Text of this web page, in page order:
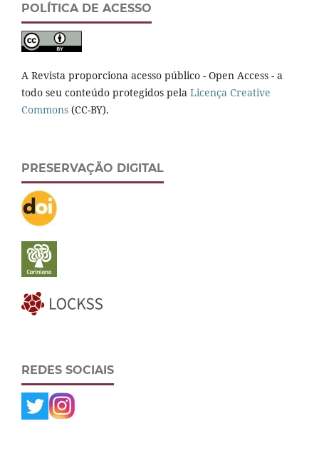
POLÍTICA DE ACESSO
A Revista proporciona acesso público - Open Access - a
todo seu conteúdo protegidos pela Licença Creative
Commons (CC-BY).
PRESERVAÇÃO DIGITAL
REDES SOCIAIS